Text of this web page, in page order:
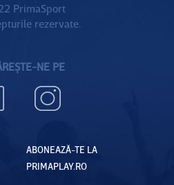
PrimaSport
rezervate.
NE PE
ABONEAZĂ-TE LA
PRIMAPLAY.RO